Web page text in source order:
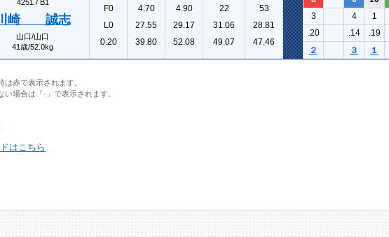
4251 / B1
崎 誠志
山口/山口
41歳/52.0kg
F0
L0
0.20
4.70
27.55
39.80
4.90
29.17
52.08
22
31.06
49.07
53
28.81
47.46
3 4 1
.20
.14 .19
２
３ １
は赤で表示されます。
い場合は「-」で表示されます。
はこちら